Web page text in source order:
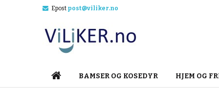
Epost post@viliker.no
HJEMBAMSER OG KOSEDYR HJEM OG